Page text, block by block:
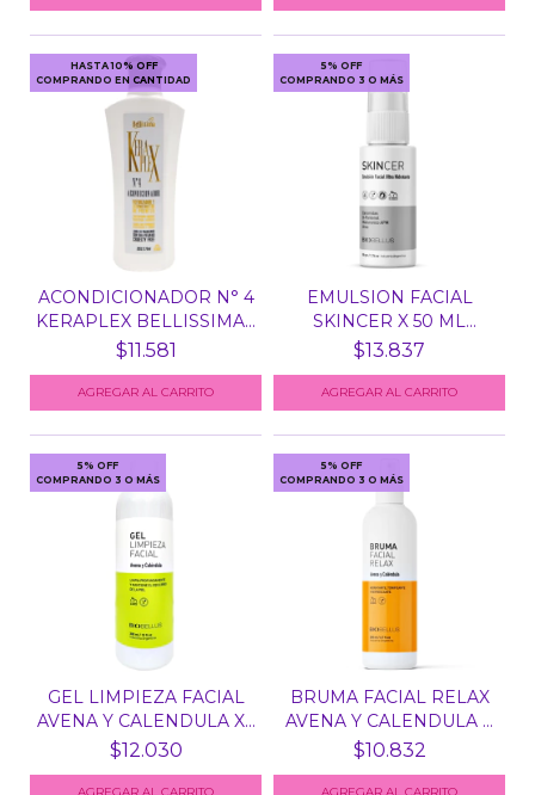
HASTA 10% OFF
COMPRANDO EN CANTIDAD
ACONDICIONADOR N° 4
KERAPLEX BELLISSIMA...
$11.581
5% OFF
COMPRANDO 3 O MÁS
EMULSION FACIAL
SKINCER X 50 ML
BIOBELLU...
$13.837
5% OFF
COMPRANDO 3 O MÁS
GEL LIMPIEZA FACIAL
AVENA Y CALENDULA X...
$12.030
5% OFF
COMPRANDO 3 O MÁS
BRUMA FACIAL RELAX
AVENA Y CALENDULA X
2...
$10.832